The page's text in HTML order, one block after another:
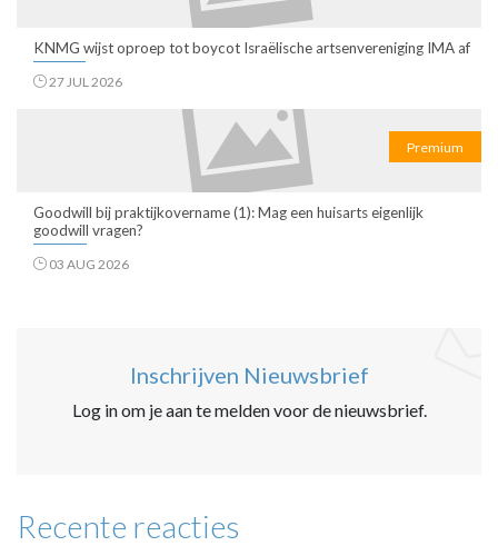
KNMG wijst oproep tot boycot Israëlische artsenvereniging IMA af
27 JUL 2026
Premium
Goodwill bij praktijkovername (1): Mag een huisarts eigenlijk
goodwill vragen?
03 AUG 2026
Inschrijven Nieuwsbrief
Log in om je aan te melden voor de nieuwsbrief.
Recente reacties